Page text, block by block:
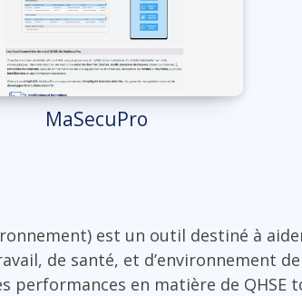
MaSecuPro
est un outil destiné à
de santé, et d’environnement
performances en matière de QHSE